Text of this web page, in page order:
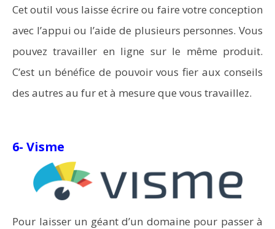
Cet outil vous laisse écrire ou faire votre conception
avec l’appui ou l’aide de plusieurs personnes. Vous
pouvez travailler en ligne sur le même produit.
C’est un bénéfice de pouvoir vous fier aux conseils
des autres au fur et à mesure que vous travaillez.
6- Visme
Pour laisser un géant d’un domaine pour passer à